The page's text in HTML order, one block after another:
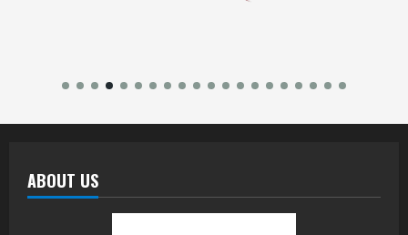
ABOUT US